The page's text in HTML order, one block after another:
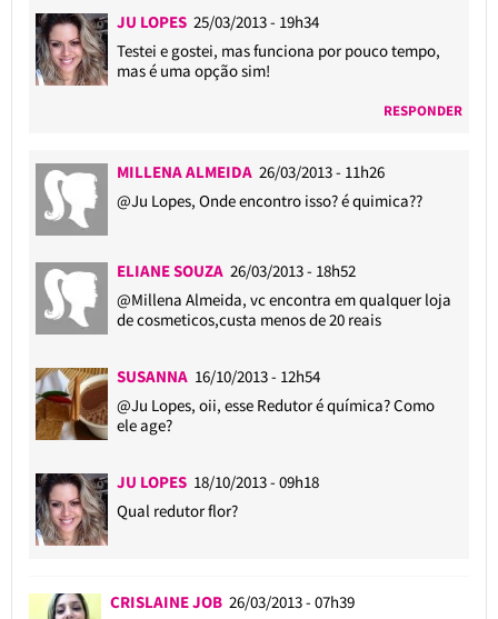
JU LOPES25/03/2013 - 19h34
Testei e gostei, mas funciona por pouco tempo,
mas é uma opção sim!
RESPONDER
MILLENA ALMEIDA26/03/2013 - 11h26
@Ju Lopes, Onde encontro isso? é quimica??
ELIANE SOUZA26/03/2013 - 18h52
@Millena Almeida, vc encontra em qualquer loja
de cosmeticos,custa menos de 20 reais
SUSANNA 16/10/2013 - 12h54
@Ju Lopes, oii, esse Redutor é química? Como
ele age?
JU LOPES 18/10/2013 - 09h18
Qual redutor flor?
CRISLAINE JOB 26/03/2013 - 07h39